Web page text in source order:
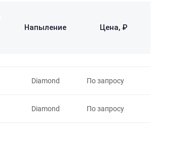
Напыление Цена, ₽
Diamond По запросу
Diamond По запросу